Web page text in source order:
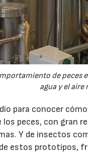
de peces
agua y el
para conocer
los peces, con gran
Y de insectos
estos prototipos,